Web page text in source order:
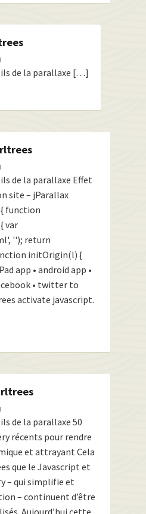
de la parallaxe […]
de la parallaxe Effet
site – jParallax
function
var
''); return
initOrigin(l) {
app • android app •
• twitter to
activate javascript.
de la parallaxe 50
récents pour rendre
et attrayant Cela
que le Javascript et
– qui simplifie et
– continuent d’être